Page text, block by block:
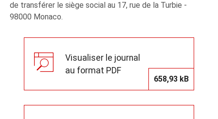
de transférer le siège social au 17, rue de la Turbie -
98000 Monaco.
Visualiser le journal
au format PDF
658,93 kB